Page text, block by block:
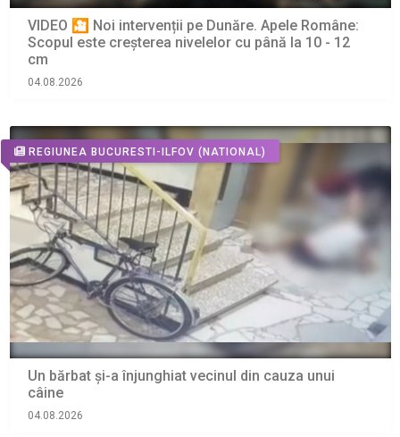
VIDEO 🎦 Noi intervenții pe Dunăre. Apele Române:
Scopul este creșterea nivelelor cu până la 10 - 12
cm
04.08.2026
REGIUNEA BUCURESTI-ILFOV (NATIONAL)
Un bărbat și-a înjunghiat vecinul din cauza unui
câine
04.08.2026